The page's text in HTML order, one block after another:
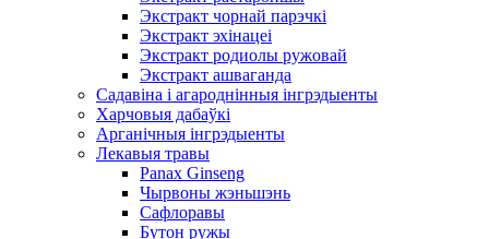
Экстракт чорнай парэчкі
Экстракт эхінацеі
Экстракт родиолы ружовай
Экстракт ашваганда
Садавіна і агароднінныя інгрэдыенты
Харчовыя дабаўкі
Арганічныя інгрэдыенты
Лекавыя травы
Panax Ginseng
Чырвоны жэньшэнь
Сафлоравы
Бутон ружы